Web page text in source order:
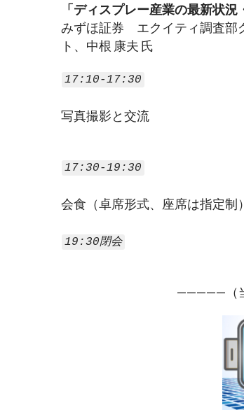
「ディスプレー産業の最新状
みずほ証券　エクイティ調査部
ト、中根 康夫 氏
17:10-17:30
写真撮影と交流
17:30-19:30
会食（卓席形式、座席は指定
19:30閉会
—————（